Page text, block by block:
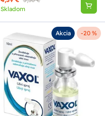
Skladom
Akcia -20 %